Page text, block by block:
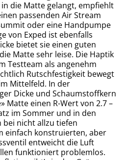
die Matte gelangt, empfiehlt
passenden Air Stream
oder eine Handpumpe
von Exped ist ebenfalls
bietet sie einen guten
Matte sehr leise. Die Haptik
Testteam als angenehm
Rutschfestigkeit bewegt
Mittelfeld. In der
Dicke und Schaumstoffkern
Matte einen R-Wert von 2.7 –
im Sommer und in den
bei nicht allzu tiefen
einfach konstruierten, aber
entweicht die Luft
funktioniert problemlos.